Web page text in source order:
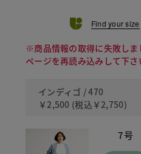
Find your size
※商品情報の取得に失敗しま
ページを再読み込みして下さ
インディゴ / 470
￥2,500 (税込 ￥2,750)
7号